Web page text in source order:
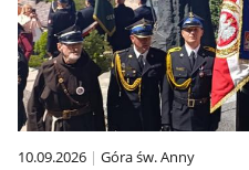
Dane
zaktualizują
się
automatycznie.
10.09.2026 Góra św. Anny